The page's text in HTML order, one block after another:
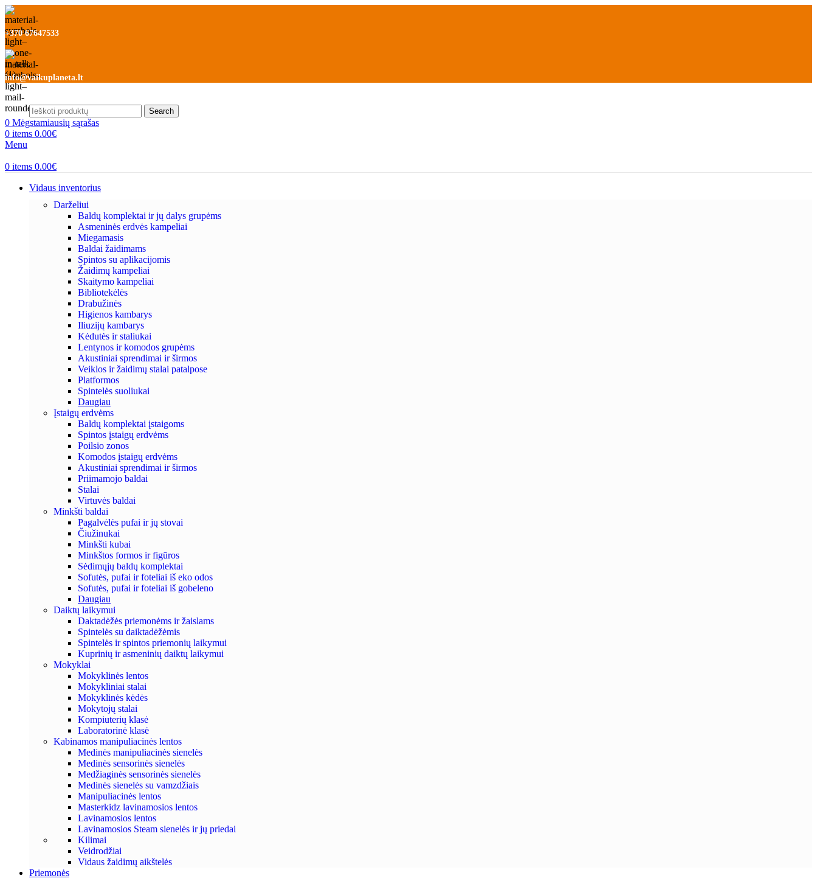
+370 67647533
info@vaikuplaneta.lt
Search
0 Mėgstamiausių sąrašas
0 items 0.00€
Menu
0 items 0.00€
Vidaus inventorius
Darželiui
Baldų komplektai ir jų dalys grupėms
Asmeninės erdvės kampeliai
Miegamasis
Baldai žaidimams
Spintos su aplikacijomis
Žaidimų kampeliai
Skaitymo kampeliai
Bibliotekėlės
Drabužinės
Higienos kambarys
Iliuzijų kambarys
Kėdutės ir staliukai
Lentynos ir komodos grupėms
Akustiniai sprendimai ir širmos
Veiklos ir žaidimų stalai patalpose
Platformos
Spintelės suoliukai
Daugiau
Įstaigų erdvėms
Baldų komplektai įstaigoms
Spintos įstaigų erdvėms
Poilsio zonos
Komodos įstaigų erdvėms
Akustiniai sprendimai ir širmos
Priimamojo baldai
Stalai
Virtuvės baldai
Minkšti baldai
Pagalvėlės pufai ir jų stovai
Čiužinukai
Minkšti kubai
Minkštos formos ir figūros
Sėdimųjų baldų komplektai
Sofutės, pufai ir foteliai iš eko odos
Sofutės, pufai ir foteliai iš gobeleno
Daugiau
Daiktų laikymui
Daktadėžės priemonėms ir žaislams
Spintelės su daiktadėžėmis
Spintelės ir spintos priemonių laikymui
Kuprinių ir asmeninių daiktų laikymui
Mokyklai
Mokyklinės lentos
Mokykliniai stalai
Mokyklinės kėdės
Mokytojų stalai
Kompiuterių klasė
Laboratorinė klasė
Kabinamos manipuliacinės lentos
Medinės manipuliacinės sienelės
Medinės sensorinės sienelės
Medžiaginės sensorinės sienelės
Medinės sienelės su vamzdžiais
Manipuliacinės lentos
Masterkidz lavinamosios lentos
Lavinamosios lentos
Lavinamosios Steam sienelės ir jų priedai
Kilimai
Veidrodžiai
Vidaus žaidimų aikštelės
Priemonės